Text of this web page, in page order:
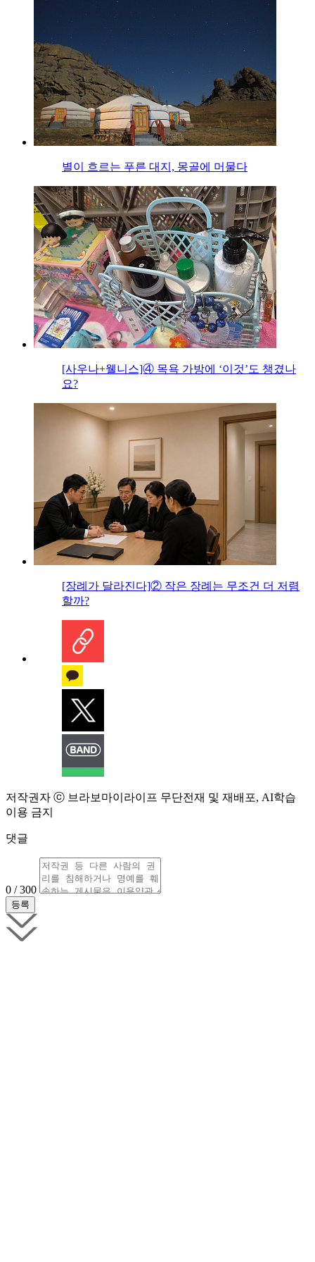
별이 흐르는 푸른 대지, 몽골에 머물다
[사우나+웰니스]④ 목욕 가방에 ‘이것’도 챙겼나
요?
[장례가 달라진다]② 작은 장례는 무조건 더 저렴
할까?
저작권자 ⓒ 브라보마이라이프 무단전재 및 재배포, AI학습
이용 금지
댓글
0 / 300